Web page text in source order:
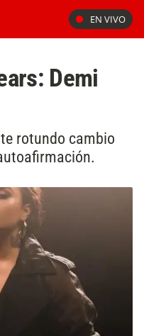
EN VIVO
Demi
rotundo cambio